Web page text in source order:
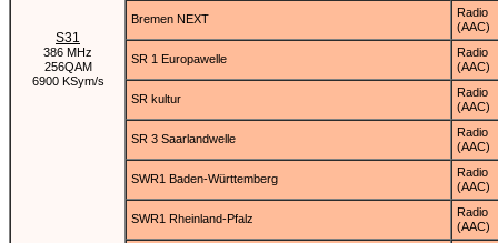
S31
386 MHz
256QAM
6900 KSym/s
Bremen NEXT
Radio
(AAC)
SR 1 Europawelle
Radio
(AAC)
SR kultur
Radio
(AAC)
SR 3 Saarlandwelle
Radio
(AAC)
SWR1 Baden-Württemberg
Radio
(AAC)
SWR1 Rheinland-Pfalz
Radio
(AAC)